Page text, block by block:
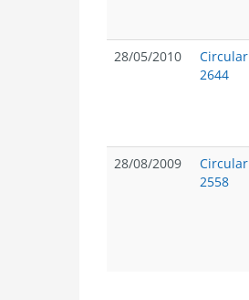
28/05/2010
Circular
2644
28/08/2009
Circular
2558